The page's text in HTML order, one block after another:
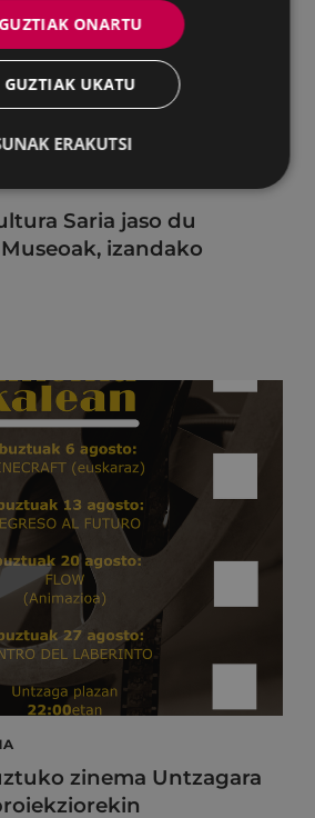
Saria jaso du
izandako
zinema Untzagara
GUZTIAK ONARTU
GUZTIAK UKATU
ERAKUTSI